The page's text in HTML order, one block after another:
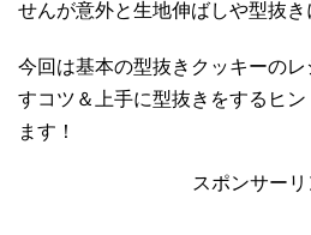
せんが意外と生地伸ばしや型抜き
今回は基本の型抜きクッキーの
すコツ＆上手に型抜きをするヒ
ます！
スポンサーリ